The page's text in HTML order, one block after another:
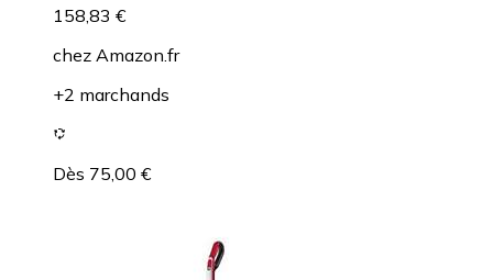
158,83 €
chez Amazon.fr
+2 marchands
Dès 75,00 €